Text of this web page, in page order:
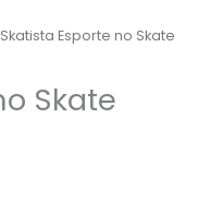
Esporte no Skate
Skate